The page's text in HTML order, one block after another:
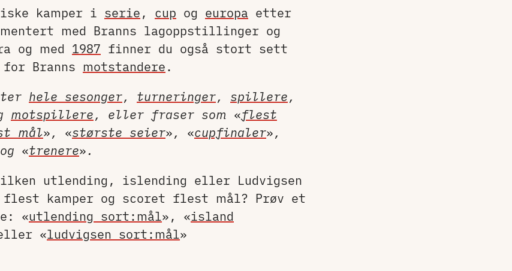
kamper i serie, cup og europa etter
med Branns lagoppstillinger og
og med 1987 finner du også stort sett
Branns motstandere.
hele sesonger, turneringer, spillere,
motspillere, eller fraser som «flest
mål», «største seier», «cupfinaler»,
og «trenere».
utlending, islending eller Ludvigsen
kamper og scoret flest mål? Prøv et
«utlending sort:mål», «island
«ludvigsen sort:mål»